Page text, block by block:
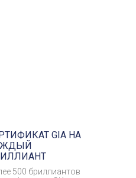
GIA НА
500 бриллиантов